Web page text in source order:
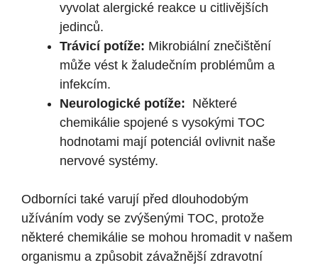
vyvolat alergické reakce u citlivějších
jedinců.
Trávicí potíže: Mikrobiální znečištění
může⁣ vést k žaludečním problémům a
infekcím.
Neurologické potíže: ‍ Některé
chemikálie spojené s vysokými TOC‍
hodnotami mají potenciál ovlivnit naše
nervové⁤ systémy.
Odborníci také varují před dlouhodobým
užíváním vody se zvýšenými TOC, protože
některé chemikálie se‍ mohou hromadit v⁤ našem⁤
organismu⁣ a⁤ způsobit závažnější zdravotní